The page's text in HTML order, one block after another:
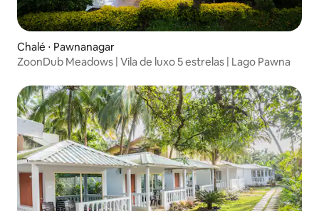
Chalé ⋅ Pawnanagar
ZoonDub Meadows | Vila de luxo 5 estrelas | Lago Pawna